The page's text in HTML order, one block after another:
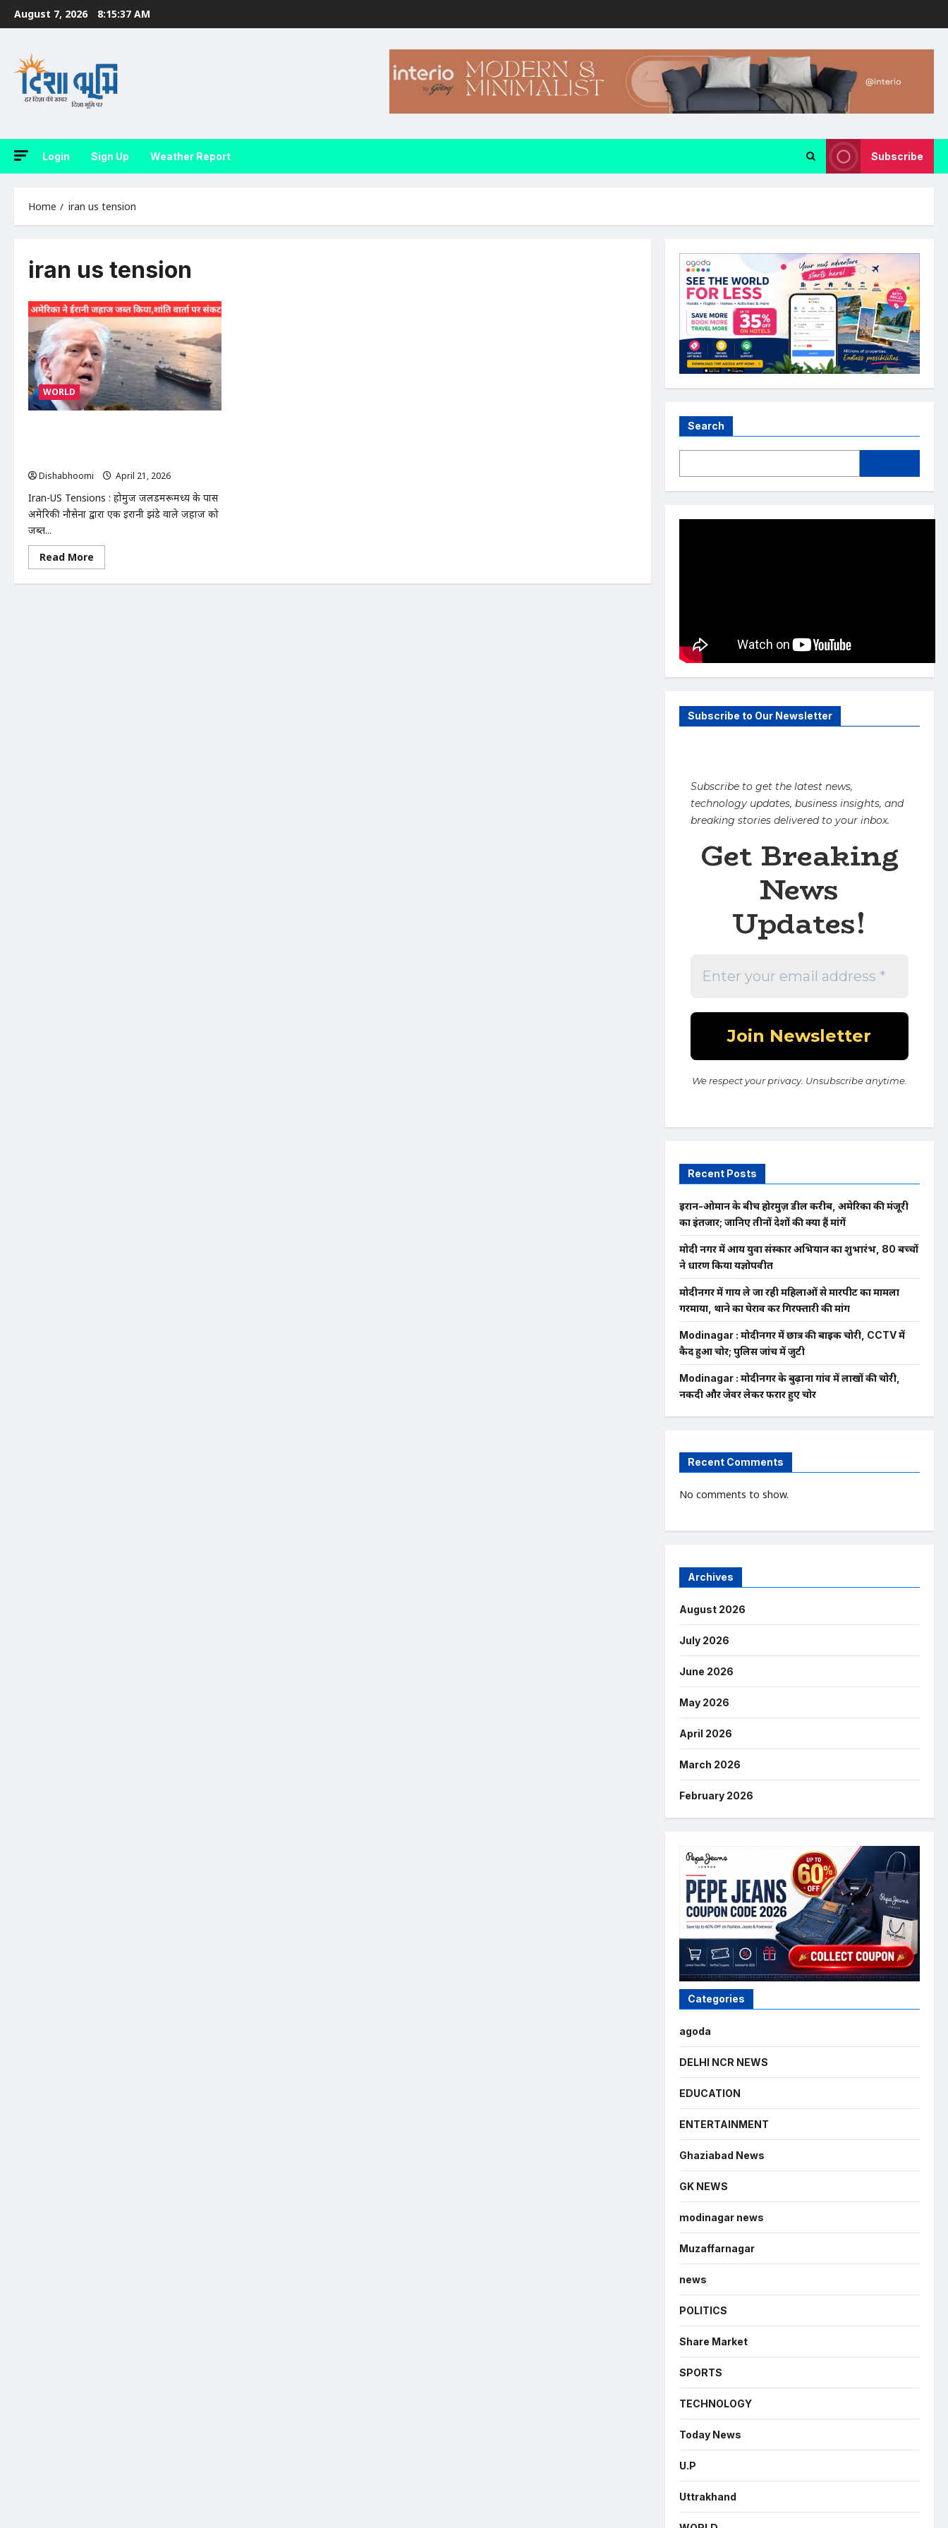
SkipAugust 7, 2026 8:15:38 AM
Login Sign Up Weather Report Subscribe
Home iran us tension
iran us tension
WORLD
Dishabhoomi
April 21, 2026
Iran-US Tensions : होर्मुज जलडमरूमध्य के पास
अमेरिकी नौसेना द्वारा एक ईरानी झंडे वाले जहाज को
जब्त...
Read More
more
Iran-
Search
Subscribe to Our Newsletter
Subscribe to get the latest news,
technology updates, business insights, and
breaking stories delivered to your inbox.
Get Breaking
News
Updates!
We respect your privacy. Unsubscribe anytime.
Recent Posts
ईरान-ओमान के बीच होरमुज़ डील करीब, अमेरिका की मंजूरी
का इंतजार; जानिए तीनों देशों की क्या हैं मांगें
मोदी नगर में आर्य युवा संस्कार अभियान का शुभारंभ, 80 बच्चों
ने धारण किया यज्ञोपवीत
मोदीनगर में गाय ले जा रही महिलाओं से मारपीट का मामला
गरमाया, थाने का घेराव कर गिरफ्तारी की मांग
Modinagar : मोदीनगर में छात्र की बाइक चोरी, CCTV में
कैद हुआ चोर; पुलिस जांच में जुटी
Modinagar : मोदीनगर के बुढ़ाना गांव में लाखों की चोरी,
नकदी और जेवर लेकर फरार हुए चोर
Recent Comments
No comments to show.
Archives
August 2026
July 2026
June 2026
May 2026
April 2026
March 2026
February 2026
Categories
agoda
DELHI NCR NEWS
EDUCATION
ENTERTAINMENT
Ghaziabad News
GK NEWS
modinagar news
Muzaffarnagar
news
POLITICS
Share Market
SPORTS
TECHNOLOGY
Today News
U.P
Uttrakhand